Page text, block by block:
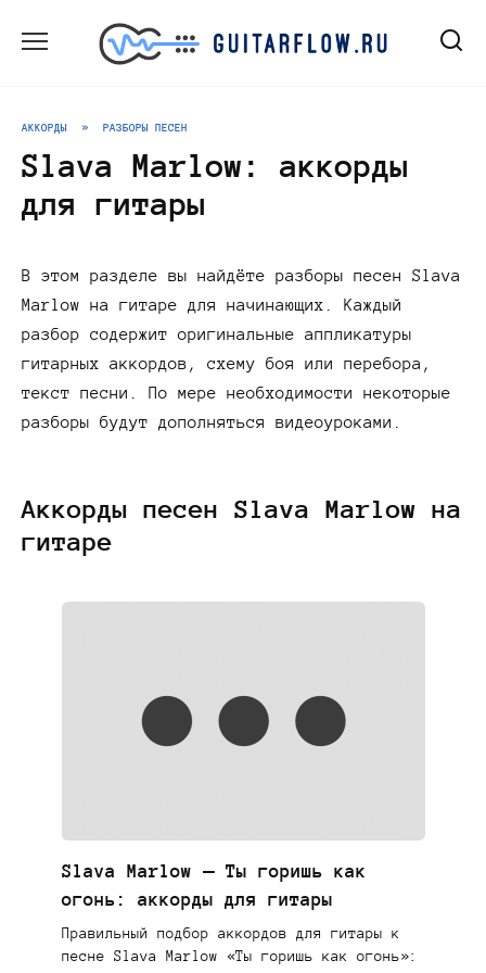
АККОРДЫ » РАЗБОРЫ ПЕСЕН
Slava Marlow: аккорды
для гитары
В этом разделе вы найдёте разборы песен Slava
Marlow на гитаре для начинающих. Каждый
разбор содержит оригинальные аппликатуры
гитарных аккордов, схему боя или перебора,
текст песни. По мере необходимости некоторые
разборы будут дополняться видеоуроками.
Аккорды песен Slava Marlow на
гитаре
Slava Marlow — Ты горишь как
огонь: аккорды для гитары
Правильный подбор аккордов для гитары к
песне Slava Marlow «Ты горишь как огонь»: